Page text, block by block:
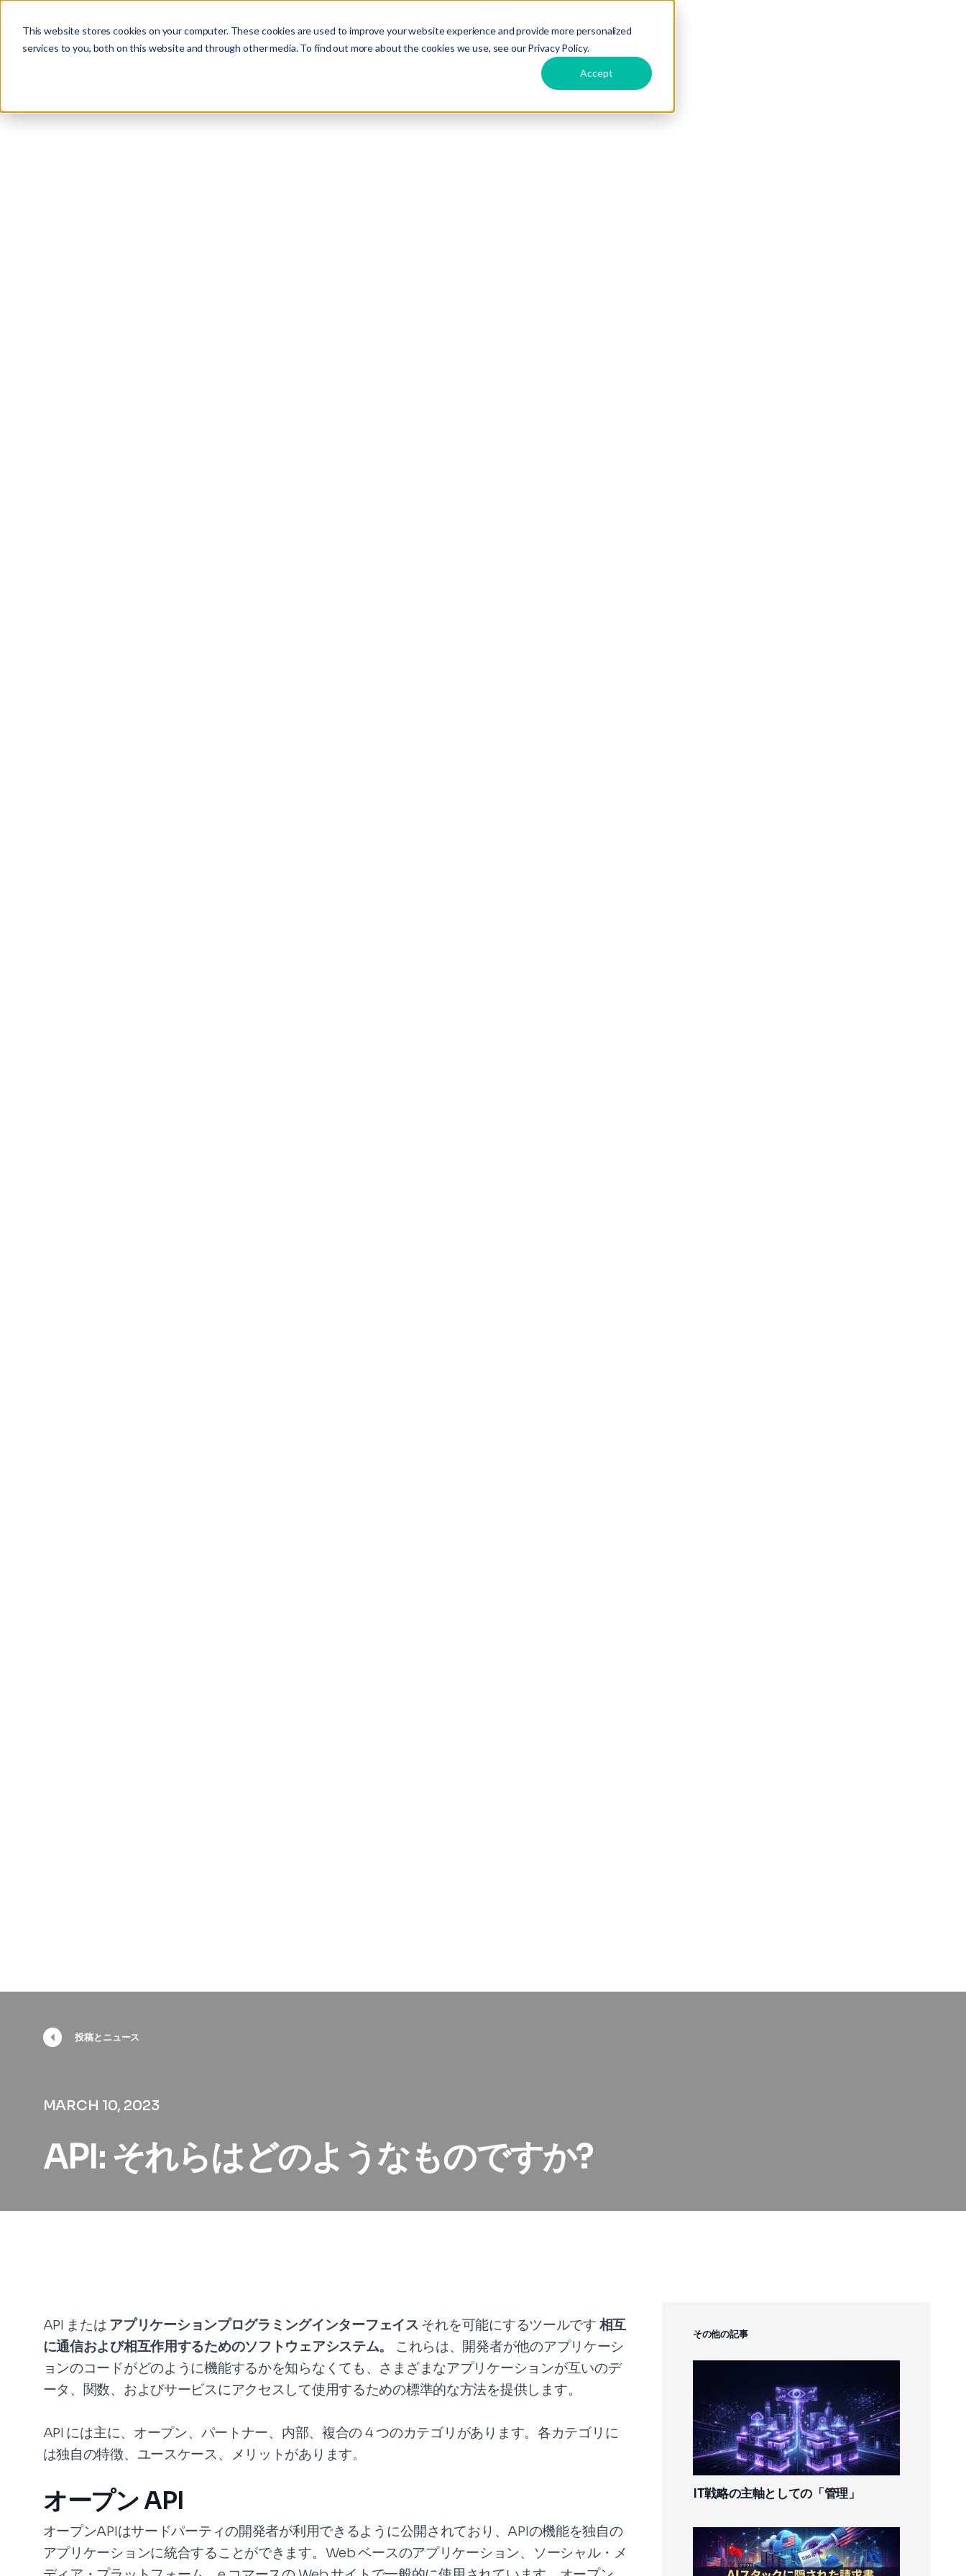
This website stores cookies on your computer. These cookies are used to improve your website experience and provide more personalized
services to you, both on this website and through other media. To find out more about the cookies we use, see our Privacy Policy.
Accept
Studio Labs Insights Care Hire Dirox
触
言語
投稿とニュース
MARCH 10, 2023
API: それらはどのようなものですか?
API または アプリケーションプログラミングインターフェイス それを可能にするツールです 相互
に通信および相互作用するためのソフトウェアシステム。 これらは、開発者が他のアプリケーシ
ョンのコードがどのように機能するかを知らなくても、さまざまなアプリケーションが互いのデ
ータ、関数、およびサービスにアクセスして使用するための標準的な方法を提供します。
API には主に、オープン、パートナー、内部、複合の 4 つのカテゴリがあります。各カテゴリに
は独自の特徴、ユースケース、メリットがあります。
オープン API
オープンAPIはサードパーティの開発者が利用できるように公開されており、APIの機能を独自の
アプリケーションに統合することができます。Web ベースのアプリケーション、ソーシャル・メ
その他の記事
IT戦略の主軸としての「管理」